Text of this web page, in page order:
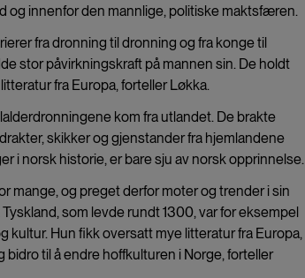
og innenfor den mannlige, politiske maktsfæren.
fra dronning til dronning og fra konge til
stor påvirkningskraft på mannen sin. De holdt
fra Europa, forteller Løkka.
kom fra utlandet. De brakte
skikker og gjenstander fra hjemlandene
i norsk historie, er bare sju av norsk opprinnelse.
mange, og preget derfor moter og trender i sin
som levde rundt 1300, var for eksempel
Hun fikk oversatt mye litteratur fra Europa,
bidro til å endre hoffkulturen i Norge, forteller